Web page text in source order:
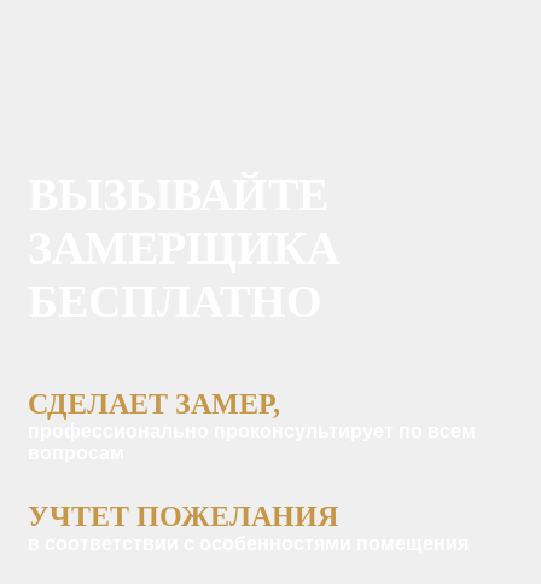
СДЕЛАЕТ ЗАМЕР,
УЧТЕТ ПОЖЕЛАНИЯ